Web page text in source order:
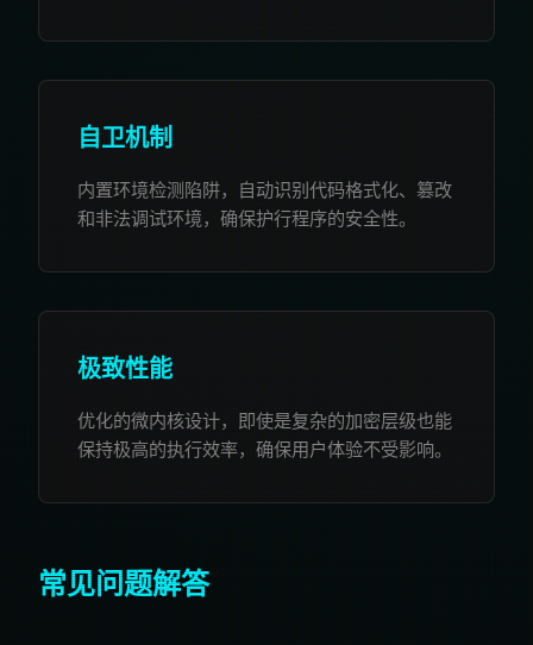
自卫机制
内置环境检测陷阱，自动识别代码格式化、篡改
和非法调试环境，确保护行程序的安全性。
极致性能
优化的微内核设计，即使是复杂的加密层级也能
保持极高的执行效率，确保用户体验不受影响。
常见问题解答